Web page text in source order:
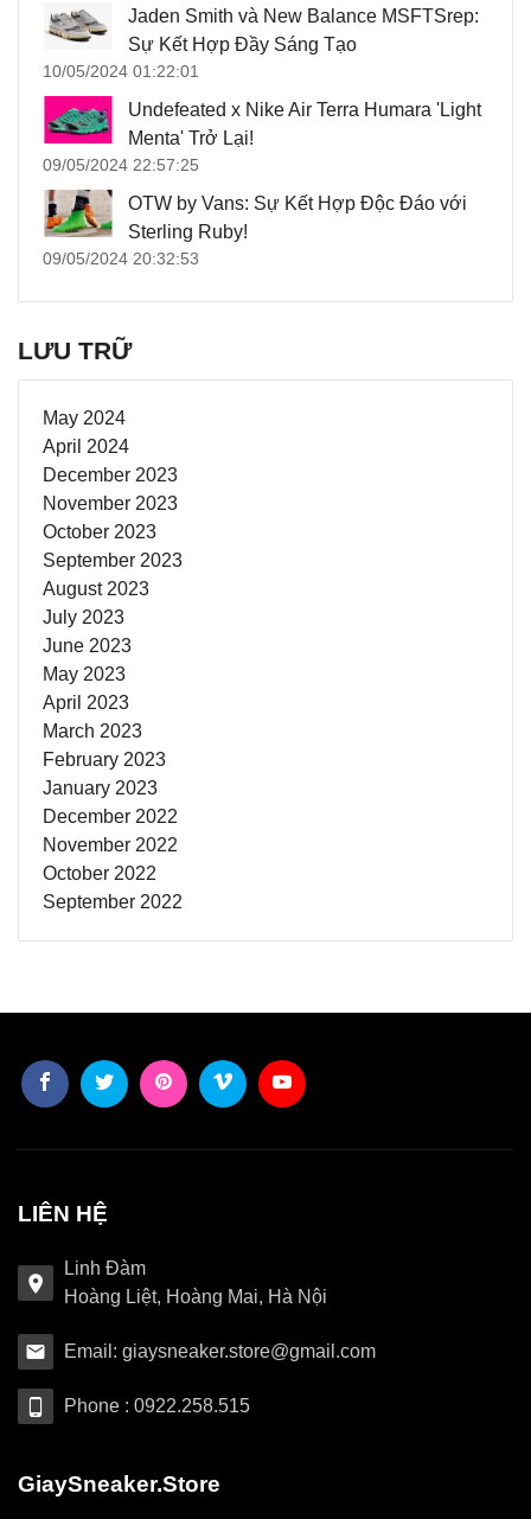
Jaden Smith và New Balance MSFTSrep:
Sự Kết Hợp Đầy Sáng Tạo
10/05/2024 01:22:01
Undefeated x Nike Air Terra Humara 'Light
Menta' Trở Lại!
09/05/2024 22:57:25
OTW by Vans: Sự Kết Hợp Độc Đáo với
Sterling Ruby!
09/05/2024 20:32:53
LƯU TRỮ
May 2024
April 2024
December 2023
November 2023
October 2023
September 2023
August 2023
July 2023
June 2023
May 2023
April 2023
March 2023
February 2023
January 2023
December 2022
November 2022
October 2022
September 2022
LIÊN HỆ
Linh Đàm
Hoàng Liệt, Hoàng Mai, Hà Nội
Email: giaysneaker.store@gmail.com
Phone : 0922.258.515
GiaySneaker.Store